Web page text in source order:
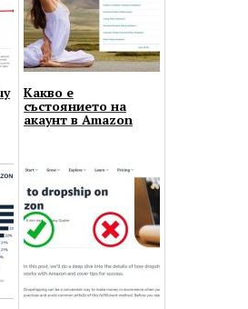
Какво е
състоянието на
акаунт в Amazon